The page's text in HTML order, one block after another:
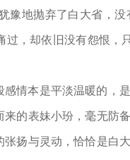
豫地抛弃了白大省，
，却依旧没有怨恨，
情本是平淡温暖的，
的表妹小玢，毫无防
扬与灵动，恰恰是白